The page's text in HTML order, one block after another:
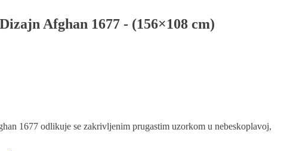
Afghan 1677 - (156×108 cm)
1677 odlikuje se zakrivljenim prugastim uzorkom u nebeskoplavoj,